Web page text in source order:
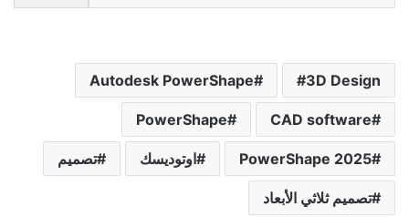
3D Design
Autodesk PowerShape
CAD software
PowerShape
PowerShape 2025 اوتوديسك تصميم
تصميم ثلاثي الأبعاد